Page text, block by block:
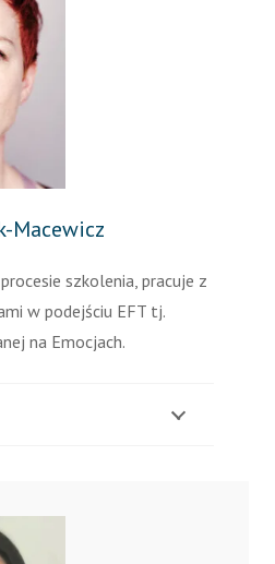
Macewicz
szkolenia, pracuje z
w podejściu EFT tj.
na Emocjach.